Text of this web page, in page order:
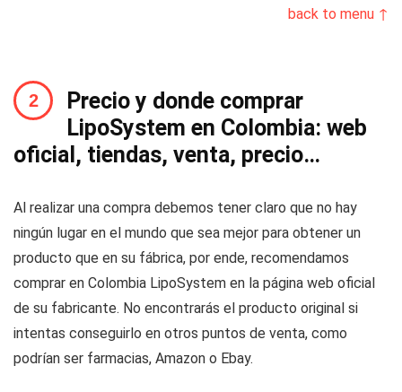
back to menu ↑
Precio y donde comprar
LipoSystem en Colombia: web
oficial, tiendas, venta, precio…
Al realizar una compra debemos tener claro que no hay
ningún lugar en el mundo que sea mejor para obtener un
producto que en su fábrica, por ende, recomendamos
comprar en Colombia LipoSystem en la página web oficial
de su fabricante. No encontrarás el producto original si
intentas conseguirlo en otros puntos de venta, como
podrían ser farmacias, Amazon o Ebay.